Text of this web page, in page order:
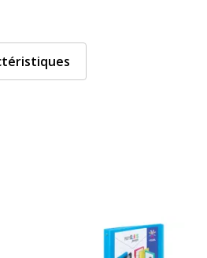
générales
Couleur du produit